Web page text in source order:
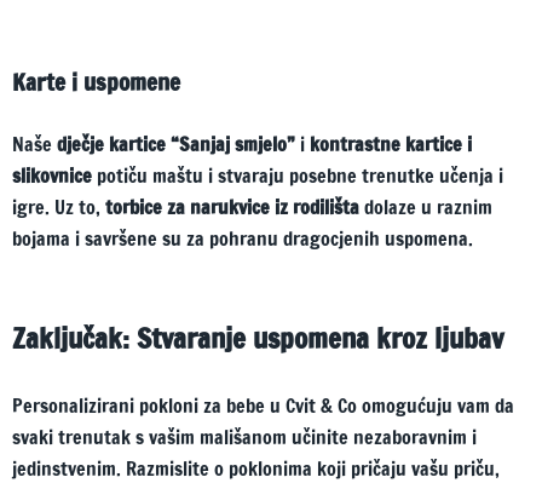
Karte i uspomene
Našedječje kartice “Sanjaj smjelo” i kontrastne kartice i
slikovnice potiču maštu i stvaraju posebne trenutke učenja i
igre. Uz to, torbice za narukvice iz rodilištadolaze u raznim
bojama i savršene su za pohranu dragocjenih uspomena.
Zaključak: Stvaranje uspomena kroz ljubav
Personalizirani pokloni za bebe u Cvit & Co omogućuju vam da
svaki trenutak s vašim mališanom učinite nezaboravnim i
jedinstvenim. Razmislite o poklonima koji pričaju vašu priču,